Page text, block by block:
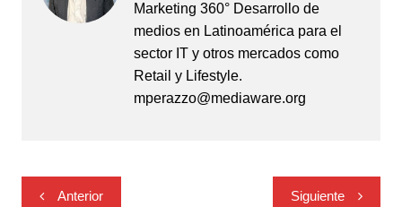
Marketing 360° Desarrollo de
medios en Latinoamérica para el
sector IT y otros mercados como
Retail y Lifestyle.
mperazzo@mediaware.org
Navegación
Anterior Siguiente